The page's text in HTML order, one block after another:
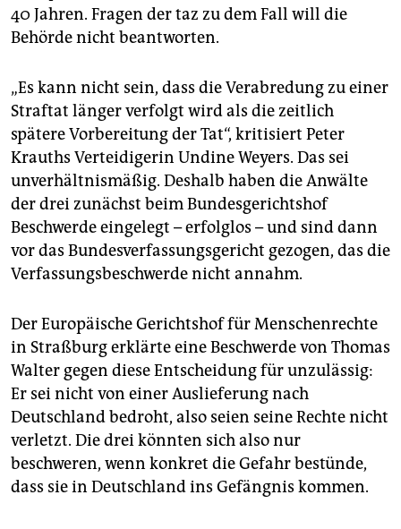
40 Jahren. Fragen der taz zu dem Fall will die
Behörde nicht beantworten.
„Es kann nicht sein, dass die Verabredung zu einer
Straftat länger verfolgt wird als die zeitlich
spätere Vorbereitung der Tat“, kritisiert Peter
Krauths Verteidigerin Undine Weyers. Das sei
unverhältnismäßig. Deshalb haben die Anwälte
der drei zunächst beim Bundesgerichtshof
Beschwerde eingelegt – erfolglos – und sind dann
vor das Bundesverfassungsgericht gezogen, das die
Verfassungsbeschwerde nicht annahm.
Der Europäische Gerichtshof für Menschenrechte
in Straßburg erklärte eine Beschwerde von Thomas
Walter gegen diese Entscheidung für unzulässig:
Er sei nicht von einer Auslieferung nach
Deutschland bedroht, also seien seine Rechte nicht
verletzt. Die drei könnten sich also nur
beschweren, wenn konkret die Gefahr bestünde,
dass sie in Deutschland ins Gefängnis kommen.